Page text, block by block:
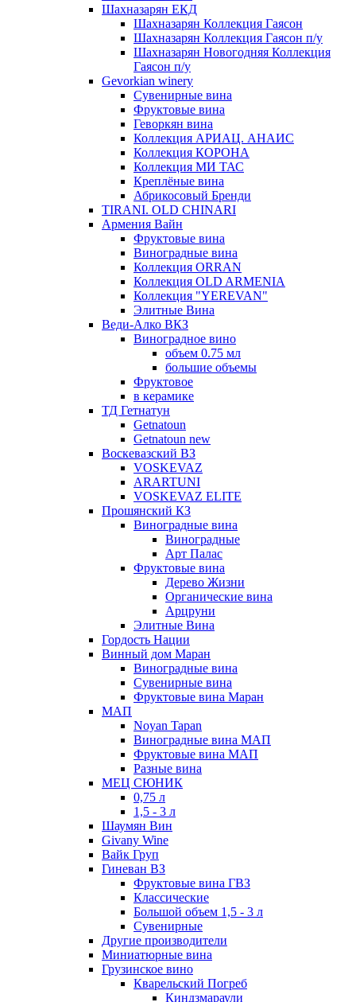
Шахназарян ЕКД
Шахназарян Коллекция Гаясон
Шахназарян Коллекция Гаясон п/у
Шахназарян Новогодняя Коллекция
Гаясон п/у
Gevorkian winery
Сувенирные вина
Фруктовые вина
Геворкян вина
Коллекция АРИАЦ. АНАИС
Коллекция КОРОНА
Коллекция МИ ТАС
Креплёные вина
Абрикосовый Бренди
TIRANI. OLD CHINARI
Армения Вайн
Фруктовые вина
Виноградные вина
Коллекция ORRAN
Коллекция OLD ARMENIA
Коллекция "YEREVAN"
Элитные Вина
Веди-Алко ВКЗ
Виноградное вино
объем 0.75 мл
большие объемы
Фруктовое
в керамике
ТД Гетнатун
Getnatoun
Getnatoun new
Воскевазский ВЗ
VOSKEVAZ
ARARTUNI
VOSKEVAZ ELITE
Прошянский КЗ
Виноградные вина
Виноградные
Арт Палас
Фруктовые вина
Дерево Жизни
Органические вина
Арцруни
Элитные Вина
Гордость Нации
Винный дом Маран
Виноградные вина
Сувенирные вина
Фруктовые вина Маран
МАП
Noyan Tapan
Виноградные вина МАП
Фруктовые вина МАП
Разные вина
МЕЦ СЮНИК
0,75 л
1,5 - 3 л
Шаумян Вин
Givany Wine
Вайк Груп
Гиневан ВЗ
Фруктовые вина ГВЗ
Классические
Большой объем 1,5 - 3 л
Сувенирные
Другие производители
Миниатюрные вина
Грузинское вино
Кварельский Погреб
Киндзмараули